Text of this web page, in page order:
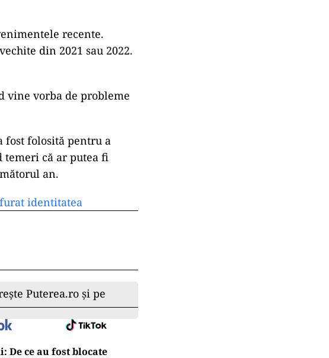
recente.
din 2021 sau 2022.
vine vorba de probleme
fost folosită pentru a
temeri că ar putea fi
an.
identitatea
Puterea.ro și pe
De ce au fost blocate